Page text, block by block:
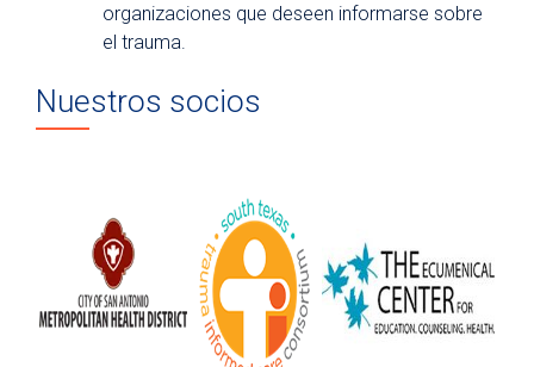
organizaciones que deseen informarse sobre
el trauma.
Nuestros socios